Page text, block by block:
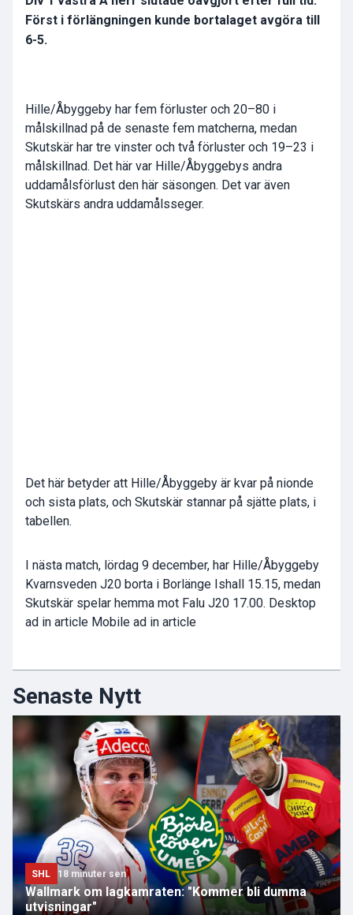
Först i förlängningen kunde bortalaget avgöra till
6-5.
Hille/Åbyggeby har fem förluster och 20–80 i
målskillnad på de senaste fem matcherna, medan
Skutskär har tre vinster och två förluster och 19–23 i
målskillnad. Det här var Hille/Åbyggebys andra
uddamålsförlust den här säsongen. Det var även
Skutskärs andra uddamålsseger.
Det här betyder att Hille/Åbyggeby är kvar på nionde
och sista plats, och Skutskär stannar på sjätte plats, i
tabellen.
I nästa match, lördag 9 december, har Hille/Åbyggeby
Kvarnsveden J20 borta i Borlänge Ishall 15.15, medan
Skutskär spelar hemma mot Falu J20 17.00. Desktop
ad in article Mobile ad in article
Senaste Nytt
SHL 18 minuter sen
Wallmark om lagkamraten: "Kommer bli dumma
utvisningar"